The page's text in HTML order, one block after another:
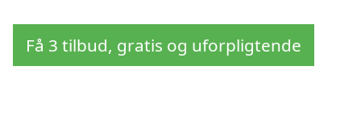
Få 3 tilbud, gratis og uforpligtende